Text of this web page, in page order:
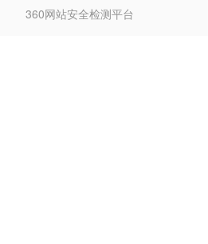
360网站安全检测平台